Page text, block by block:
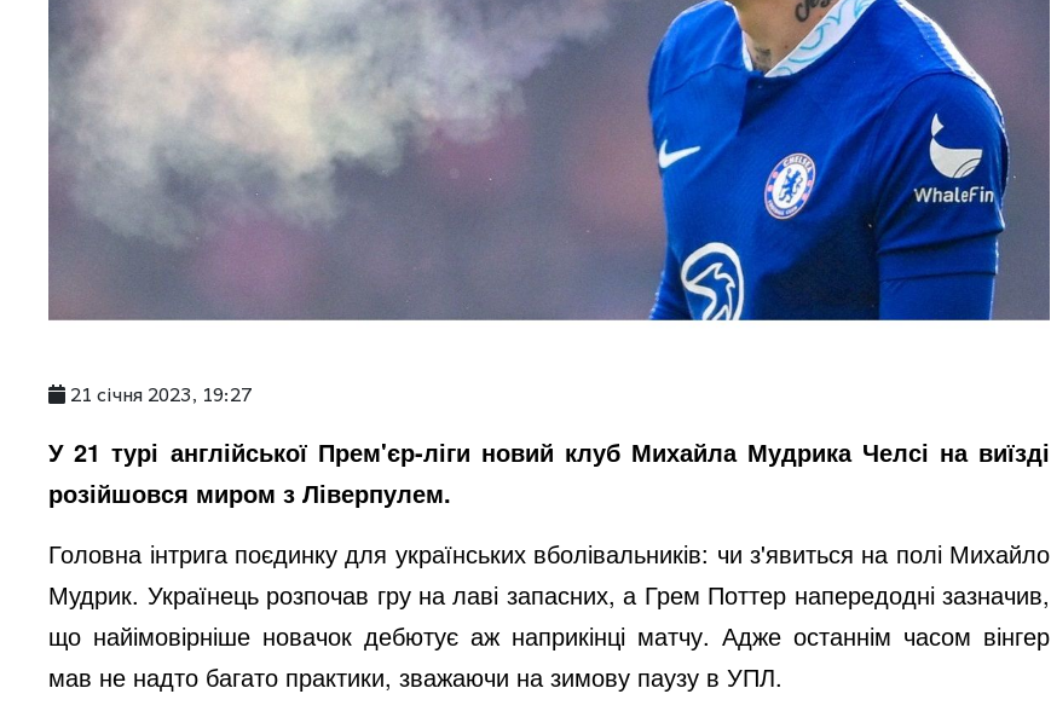
21 січня 2023, 19:27
У 21 турі англійської Прем'єр-ліги новий клуб Михайла Мудрика Челсі на виїзді
розійшовся миром з Ліверпулем.
Головна інтрига поєдинку для українських вболівальників: чи з'явиться на полі Михайло
Мудрик. Українець розпочав гру на лаві запасних, а Грем Поттер напередодні зазначив,
що найімовірніше новачок дебютує аж наприкінці матчу. Адже останнім часом вінгер
мав не надто багато практики, зважаючи на зимову паузу в УПЛ.